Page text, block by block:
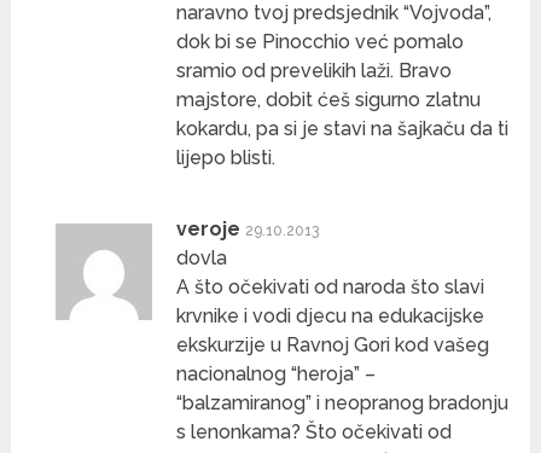
naravno tvoj predsjednik “Vojvoda”,
dok bi se Pinocchio već pomalo
sramio od prevelikih laži. Bravo
majstore, dobit ćeš sigurno zlatnu
kokardu, pa si je stavi na šajkaču da ti
lijepo blisti.
veroje 29.10.2013
dovla
A što očekivati od naroda što slavi
krvnike i vodi djecu na edukacijske
ekskurzije u Ravnoj Gori kod vašeg
nacionalnog “heroja” –
“balzamiranog” i neopranog bradonju
s lenonkama? Što očekivati od